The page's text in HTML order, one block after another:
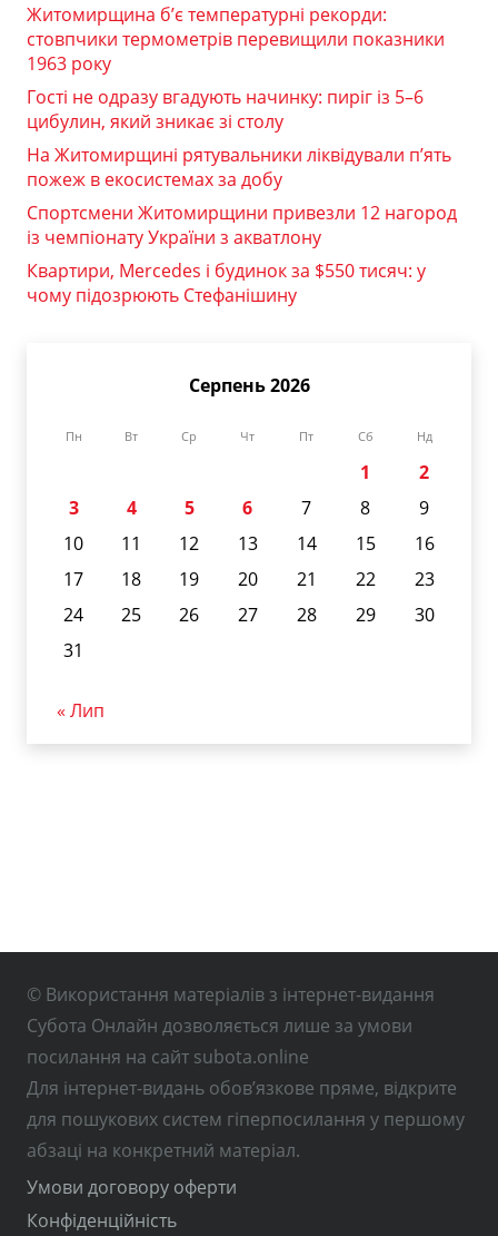
Житомирщина б’є температурні рекорди:
стовпчики термометрів перевищили показники
1963 року
Гості не одразу вгадують начинку: пиріг із 5–6
цибулин, який зникає зі столу
На Житомирщині рятувальники ліквідували п’ять
пожеж в екосистемах за добу
Спортсмени Житомирщини привезли 12 нагород
із чемпіонату України з акватлону
Квартири, Mercedes і будинок за $550 тисяч: у
чому підозрюють Стефанішину
Серпень 2026
Пн Вт Ср Чт Пт Сб Нд
1
2
3
4 5 6 7 8
9
10
11 12 13 14 15
16
17
18 19 20 21 22
23
24
25 26 27 28 29
30
31
« Лип
© Використання матеріалів з інтернет-видання
Субота Онлайн дозволяється лише за умови
посилання на сайт subota.online
Для інтернет-видань обов’язкове пряме, відкрите
для пошукових систем гіперпосилання у першому
абзаці на конкретний матеріал.
Умови договору оферти
Конфіденційність